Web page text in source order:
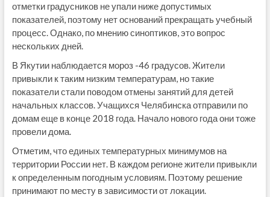
отметки градусников не упали ниже допустимых
показателей, поэтому нет оснований прекращать учебный
процесс. Однако, по мнению синоптиков, это вопрос
нескольких дней.
В Якутии наблюдается мороз -46 градусов. Жители
привыкли к таким низким температурам, но такие
показатели стали поводом отмены занятий для детей
начальных классов. Учащихся Челябинска отправили по
домам еще в конце 2018 года. Начало нового года они тоже
провели дома.
Отметим, что единых температурных минимумов на
территории России нет. В каждом регионе жители привыкли
к определенным погодным условиям. Поэтому решение
принимают по месту в зависимости от локации.